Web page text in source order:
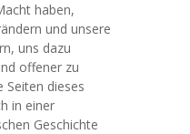
haben,
und unsere
uns dazu
offener zu
Seiten dieses
in einer
Geschichte